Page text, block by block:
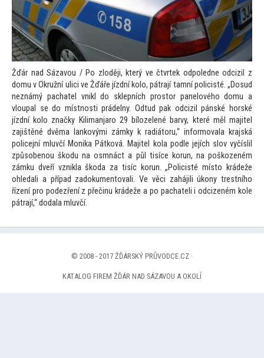
Žďár nad Sázavou / Po zloději, který ve čtvrtek odpoledne odcizil z
domu v Okružní ulici ve Žďáře jízdní kolo, pátrají tamní policisté. „Dosud
neznámý pachatel vnikl do sklepních prostor panelového domu a
vloupal se do místnosti prádelny. Odtud pak odcizil pánské horské
jízdní kolo značky Kilimanjaro 29 bílozelené barvy, které měl majitel
zajištěné dvěma lankovými zámky k radiátoru,“ informovala krajská
policejní mluvčí Monika Pátková. Majitel kola podle jejích slov vyčíslil
způsobenou škodu na osmnáct a půl tisíce korun, na poškozeném
zámku dveří vznikla škoda za tisíc korun. „Policisté místo krádeže
ohledali a případ zadokumentovali. Ve věci zahájili úkony trestního
řízení pro podezření z přečinu krádeže a po pachateli i odcizeném kole
pátrají,“ dodala mluvčí.
© 2008 - 2017 ŽĎÁRSKÝ PRŮVODCE.CZ ·
KATALOG FIREM ŽĎÁR NAD SÁZAVOU A OKOLÍ